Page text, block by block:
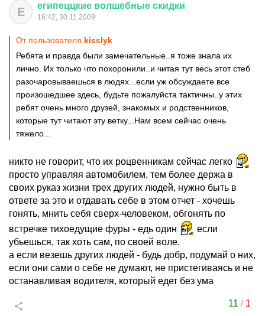
Е египеццкие волшебные скидки
16:42, 30.11.2009
От пользователя kisslyk
Ребята и правда были замечательные..я тоже знала их
лично. Их только что похоронили..и читая тут весь этот стеб
разочаровываешься в людях...если уж обсуждаете все
произошедшее здесь, будьте пожалуйста тактичны..у этих
ребят очень много друзей, знакомых и родственников,
которые тут читают эту ветку...Нам всем сейчас очень
тяжело...
никто не говорит, что их роцвенникам сейчас легко
просто управляя автомобилем, тем более держа в
своих руказ жизни трех других людей, нужно быть в
ответе за это и отдавать себе в этом отчет - хочешь
гонять, мнить себя сверх-человеком, обгонять по
встречке тихоедущие фуры - едь один
если
убьешься, так хоть сам, по своей воле.
а если везешь других людей - будь добр, подумай о них,
если они сами о себе не думают, не пристегиваясь и не
останавливая водителя, который едет без ума
11 / 1